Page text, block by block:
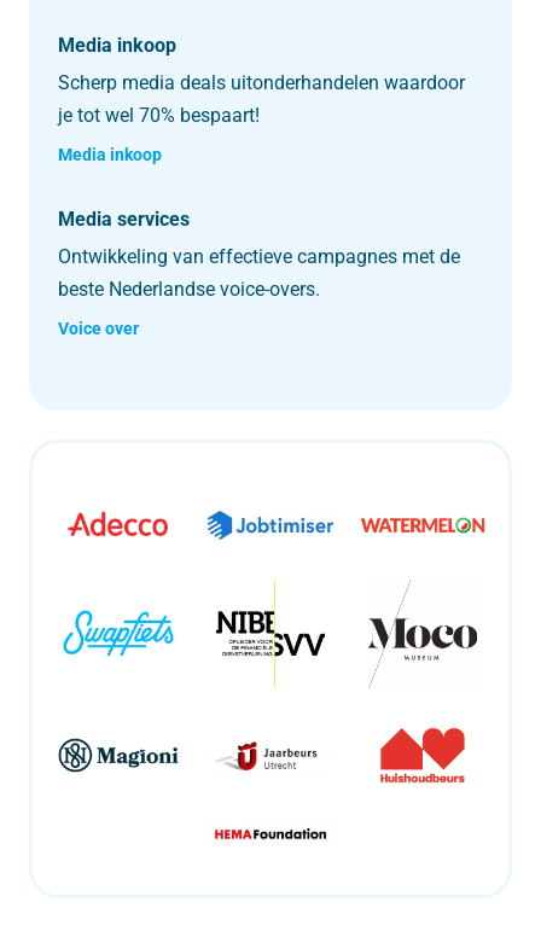
Media inkoop
Scherp media deals uitonderhandelen waardoor
je tot wel 70% bespaart!
Media inkoop
Media services
Ontwikkeling van effectieve campagnes met de
beste Nederlandse voice-overs.
Voice over